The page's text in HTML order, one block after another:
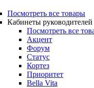
Посмотреть все товары
Кабинеты руководителей
Посмотреть все
Акцент
Форум
Статус
Кортез
Приоритет
Bella Vita